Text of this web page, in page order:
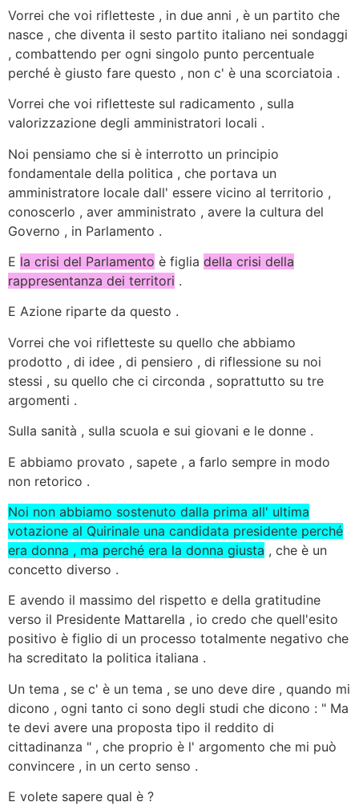
Vorrei che voi rifletteste , in due anni , è un partito che
nasce , che diventa il sesto partito italiano nei sondaggi
, combattendo per ogni singolo punto percentuale
perché è giusto fare questo , non c' è una scorciatoia .
Vorrei che voi rifletteste sul radicamento , sulla
valorizzazione degli amministratori locali .
Noi pensiamo che si è interrotto un principio
fondamentale della politica , che portava un
amministratore locale dall' essere vicino al territorio ,
conoscerlo , aver amministrato , avere la cultura del
Governo , in Parlamento .
E la crisi del Parlamento è figlia della crisi della
rappresentanza dei territori .
E Azione riparte da questo .
Vorrei che voi rifletteste su quello che abbiamo
prodotto , di idee , di pensiero , di riflessione su noi
stessi , su quello che ci circonda , soprattutto su tre
argomenti .
Sulla sanità , sulla scuola e sui giovani e le donne .
E abbiamo provato , sapete , a farlo sempre in modo
non retorico .
Noi non abbiamo sostenuto dalla prima all' ultima
votazione al Quirinale una candidata presidente perché
era donna , ma perché era la donna giusta , che è un
concetto diverso .
E avendo il massimo del rispetto e della gratitudine
verso il Presidente Mattarella , io credo che quell'esito
positivo è figlio di un processo totalmente negativo che
ha screditato la politica italiana .
Un tema , se c' è un tema , se uno deve dire , quando mi
dicono , ogni tanto ci sono degli studi che dicono : " Ma
te devi avere una proposta tipo il reddito di
cittadinanza " , che proprio è l' argomento che mi può
convincere , in un certo senso .
E volete sapere qual è ?